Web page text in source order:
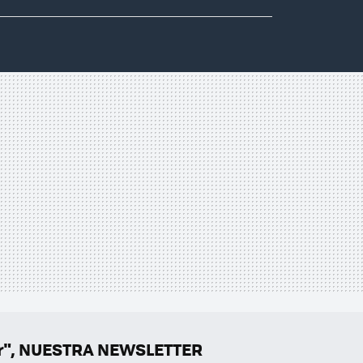
NEWSLETTER